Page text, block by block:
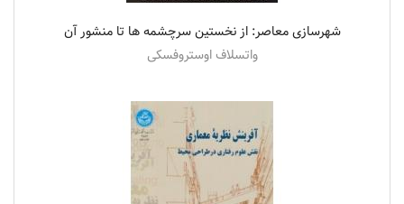
شهرسازی معاصر: از نخستین سرچشمه ها تا منشور آن
واتسلاف اوستروفسکی